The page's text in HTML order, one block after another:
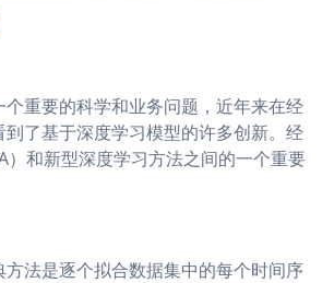
个重要的科学和业务问题，近年来在经
了基于深度学习模型的许多创新。经
）和新型深度学习方法之间的一个重要
法是逐个拟合数据集中的每个时间序